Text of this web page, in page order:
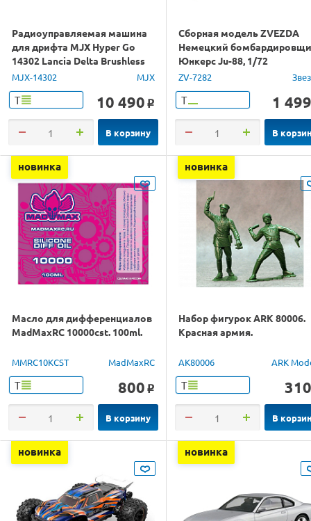
Радиоуправляемая машина
для дрифта MJX Hyper Go
14302 Lancia Delta Brushless
4WD 2.4G LED 1/14 RTR
MJX-14302 MJX
Т 10 490 o
В корзину
Сборная модель ZVEZDA
Немецкий
Юнкерс Ju-88, 1/72
ZV-7282
Т 1 499
В
новинка
Масло для дифференциалов
MadMaxRC 10000cst. 100ml.
MMRC10KCST MadMaxRC
Т 800 o
В корзину
новинка
Набор фигурок ARK 80006.
Красная армия.
AK80006 ARK
Т 310
В
новинка новинка